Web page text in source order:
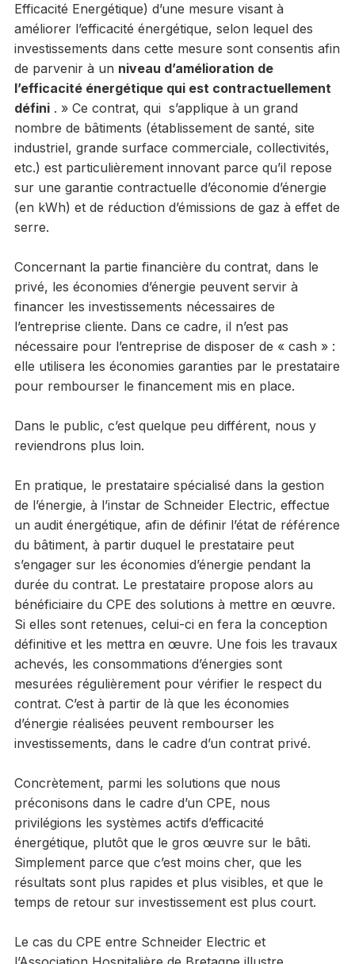
Efficacité Energétique) d’une mesure visant à
améliorer l’efficacité énergétique, selon lequel des
investissements dans cette mesure sont consentis afin
de parvenir à un niveau d’amélioration de
l’efficacité énergétique qui est contractuellement
défini. » Ce contrat, qui s’applique à un grand
nombre de bâtiments (établissement de santé, site
industriel, grande surface commerciale, collectivités,
etc.) est particulièrement innovant parce qu’il repose
sur une garantie contractuelle d’économie d’énergie
(en kWh) et de réduction d’émissions de gaz à effet de
serre.
Concernant la partie financière du contrat, dans le
privé, les économies d’énergie peuvent servir à
financer les investissements nécessaires de
l’entreprise cliente. Dans ce cadre, il n’est pas
nécessaire pour l’entreprise de disposer de « cash » :
elle utilisera les économies garanties par le prestataire
pour rembourser le financement mis en place.
Dans le public, c’est quelque peu différent, nous y
reviendrons plus loin.
En pratique, le prestataire spécialisé dans la gestion
de l’énergie, à l’instar de Schneider Electric, effectue
un audit énergétique, afin de définir l’état de référence
du bâtiment, à partir duquel le prestataire peut
s’engager sur les économies d’énergie pendant la
durée du contrat. Le prestataire propose alors au
bénéficiaire du CPE des solutions à mettre en œuvre.
Si elles sont retenues, celui-ci en fera la conception
définitive et les mettra en œuvre. Une fois les travaux
achevés, les consommations d’énergies sont
mesurées régulièrement pour vérifier le respect du
contrat. C’est à partir de là que les économies
d’énergie réalisées peuvent rembourser les
investissements, dans le cadre d’un contrat privé.
Concrètement, parmi les solutions que nous
préconisons dans le cadre d’un CPE, nous
privilégions les systèmes actifs d’efficacité
énergétique, plutôt que le gros œuvre sur le bâti.
Simplement parce que c’est moins cher, que les
résultats sont plus rapides et plus visibles, et que le
temps de retour sur investissement est plus court.
Le cas du CPE entre Schneider Electric et